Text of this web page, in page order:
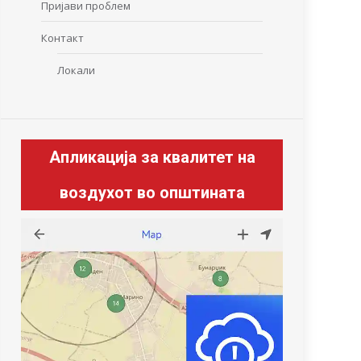
Пријави проблем
Контакт
Локали
Апликација за квалитет на
воздухот во општината